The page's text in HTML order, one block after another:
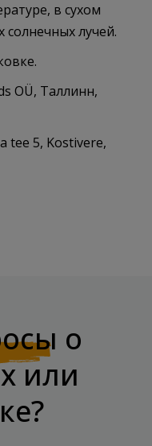
в сухом
лучей.
OÜ, Таллинн,
tee 5, Kostivere,
о
или